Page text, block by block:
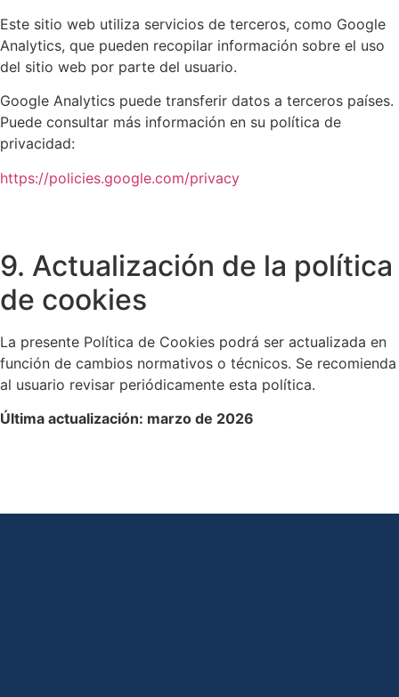
Este sitio web utiliza servicios de terceros, como Google
Analytics, que pueden recopilar información sobre el uso
del sitio web por parte del usuario.
Google Analytics puede transferir datos a terceros países.
Puede consultar más información en su política de
privacidad:
https://policies.google.com/privacy
9. Actualización de la política
de cookies
La presente Política de Cookies podrá ser actualizada en
función de cambios normativos o técnicos. Se recomienda
al usuario revisar periódicamente esta política.
Última actualización: marzo de 2026